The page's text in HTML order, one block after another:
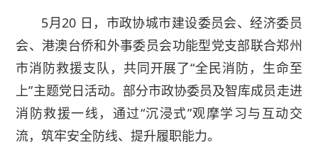
5月20 日，市政协城市建设委员会、经济委员
会、港澳台侨和外事委员会功能型党支部联合郑州
市消防救援支队，共同开展了“全民消防，生命至
上”主题党日活动。部分市政协委员及智库成员走进
消防救援一线，通过“沉浸式”观摩学习与互动交
流，筑牢安全防线、提升履职能力。